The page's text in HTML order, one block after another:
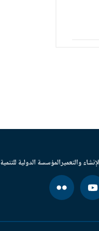
والتعميرالمؤسسة الدولية للتنمية